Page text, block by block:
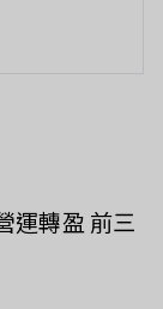
運轉盈 前三